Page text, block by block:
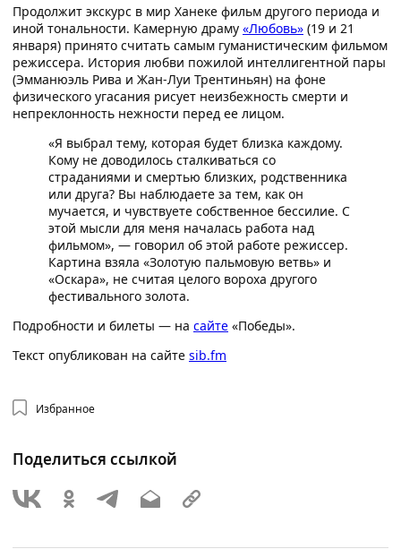
Продолжит экскурс в мир Ханеке фильм другого периода и
иной тональности. Камерную драму «Любовь» (19 и 21
января) принято считать самым гуманистическим фильмом
режиссера. История любви пожилой интеллигентной пары
(Эмманюэль Рива и Жан-Луи Трентиньян) на фоне
физического угасания рисует неизбежность смерти и
непреклонность нежности перед ее лицом.
«Я выбрал тему, которая будет близка каждому.
Кому не доводилось сталкиваться со
страданиями и смертью близких, родственника
или друга? Вы наблюдаете за тем, как он
мучается, и чувствуете собственное бессилие. С
этой мысли для меня началась работа над
фильмом», — говорил об этой работе режиссер.
Картина взяла «Золотую пальмовую ветвь» и
«Оскара», не считая целого вороха другого
фестивального золота.
Подробности и билеты — на сайте «Победы».
Текст опубликован на сайте sib.fm
Избранное
Поделиться ссылкой